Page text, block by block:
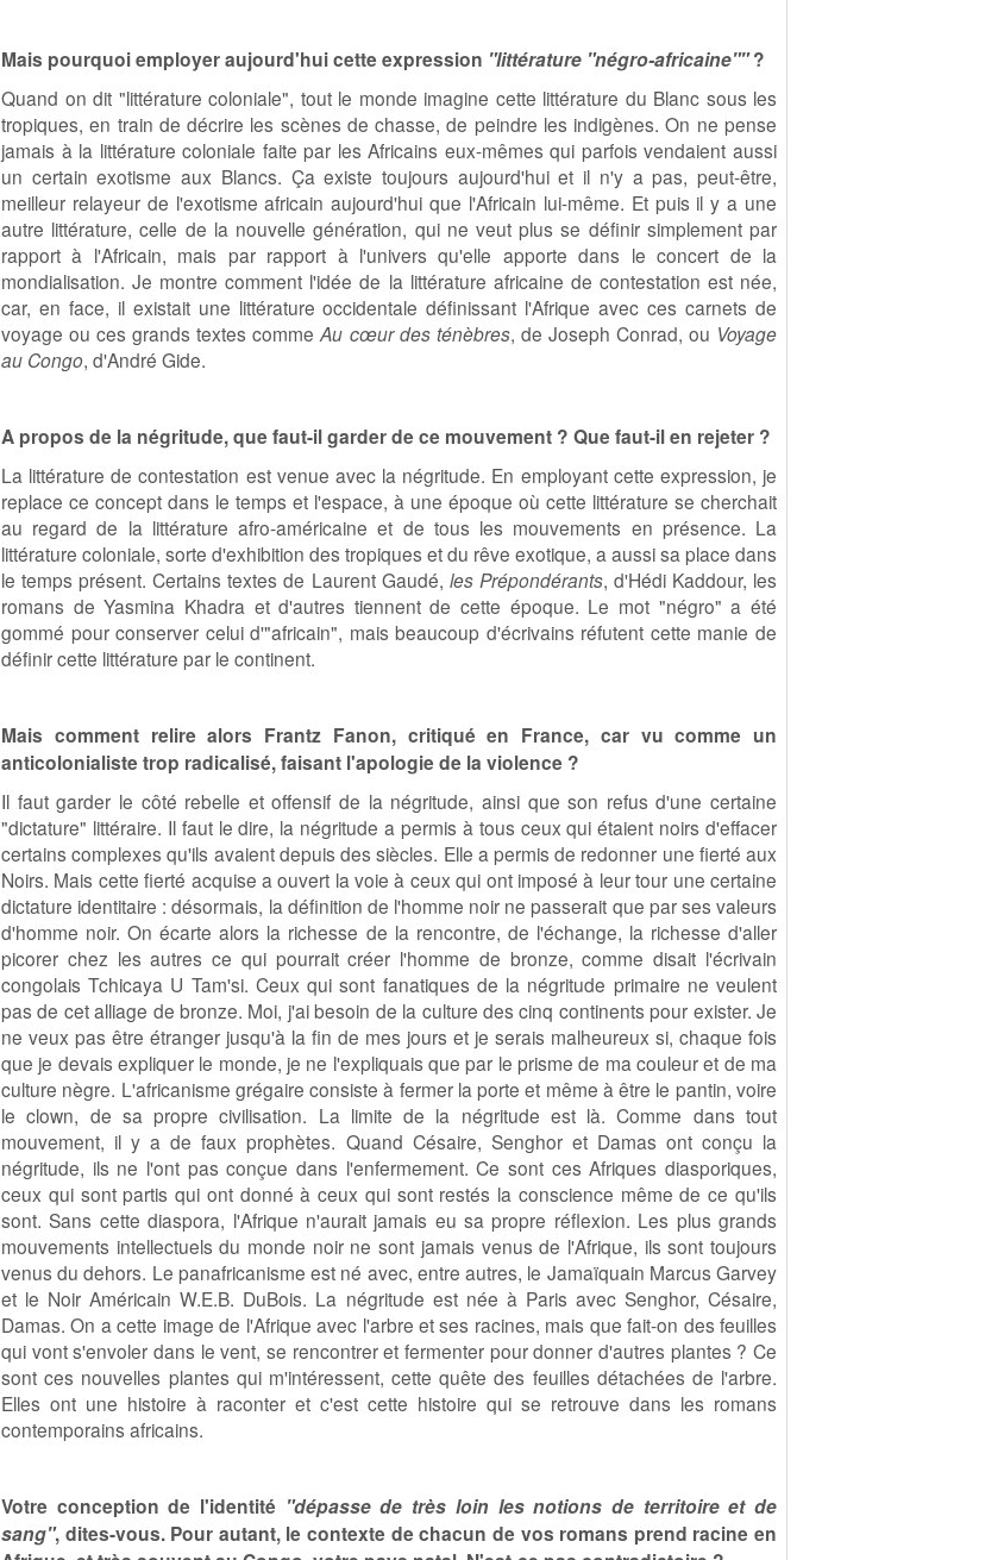
Mais pourquoi employer aujourd'hui cette expression "littérature "négro-africaine""?
Quand on dit "littérature coloniale", tout le monde imagine cette littérature du Blanc sous les
tropiques, en train de décrire les scènes de chasse, de peindre les indigènes. On ne pense
jamais à la littérature coloniale faite par les Africains eux-mêmes qui parfois vendaient aussi
un certain exotisme aux Blancs. Ça existe toujours aujourd'hui et il n'y a pas, peut-être,
meilleur relayeur de l'exotisme africain aujourd'hui que l'Africain lui-même. Et puis il y a une
autre littérature, celle de la nouvelle génération, qui ne veut plus se définir simplement par
rapport à l'Africain, mais par rapport à l'univers qu'elle apporte dans le concert de la
mondialisation. Je montre comment l'idée de la littérature africaine de contestation est née,
car, en face, il existait une littérature occidentale définissant l'Afrique avec ces carnets de
voyage ou ces grands textes commeAu cœur des ténèbres, de Joseph Conrad, ou Voyage
au Congo, d'André Gide.
A propos de la négritude, que faut-il garder de ce mouvement ? Que faut-il en rejeter ?
La littérature de contestation est venue avec la négritude. En employant cette expression, je
replace ce concept dans le temps et l'espace, à une époque où cette littérature se cherchait
au regard de la littérature afro-américaine et de tous les mouvements en présence. La
littérature coloniale, sorte d'exhibition des tropiques et du rêve exotique, a aussi sa place dans
le temps présent. Certains textes de Laurent Gaudé, les Prépondérants, d'Hédi Kaddour, les
romans de Yasmina Khadra et d'autres tiennent de cette époque. Le mot "négro" a été
gommé pour conserver celui d'"africain", mais beaucoup d'écrivains réfutent cette manie de
définir cette littérature par le continent.
Mais comment relire alors Frantz Fanon, critiqué en France, car vu comme un
anticolonialiste trop radicalisé, faisant l'apologie de la violence ?
Il faut garder le côté rebelle et offensif de la négritude, ainsi que son refus d'une certaine
"dictature" littéraire. Il faut le dire, la négritude a permis à tous ceux qui étaient noirs d'effacer
certains complexes qu'ils avaient depuis des siècles. Elle a permis de redonner une fierté aux
Noirs. Mais cette fierté acquise a ouvert la voie à ceux qui ont imposé à leur tour une certaine
dictature identitaire : désormais, la définition de l'homme noir ne passerait que par ses valeurs
d'homme noir. On écarte alors la richesse de la rencontre, de l'échange, la richesse d'aller
picorer chez les autres ce qui pourrait créer l'homme de bronze, comme disait l'écrivain
congolais Tchicaya U Tam'si. Ceux qui sont fanatiques de la négritude primaire ne veulent
pas de cet alliage de bronze. Moi, j'ai besoin de la culture des cinq continents pour exister. Je
ne veux pas être étranger jusqu'à la fin de mes jours et je serais malheureux si, chaque fois
que je devais expliquer le monde, je ne l'expliquais que par le prisme de ma couleur et de ma
culture nègre. L'africanisme grégaire consiste à fermer la porte et même à être le pantin, voire
le clown, de sa propre civilisation. La limite de la négritude est là. Comme dans tout
mouvement, il y a de faux prophètes. Quand Césaire, Senghor et Damas ont conçu la
négritude, ils ne l'ont pas conçue dans l'enfermement. Ce sont ces Afriques diasporiques,
ceux qui sont partis qui ont donné à ceux qui sont restés la conscience même de ce qu'ils
sont. Sans cette diaspora, l'Afrique n'aurait jamais eu sa propre réflexion. Les plus grands
mouvements intellectuels du monde noir ne sont jamais venus de l'Afrique, ils sont toujours
venus du dehors. Le panafricanisme est né avec, entre autres, le Jamaïquain Marcus Garvey
et le Noir Américain W.E.B. DuBois. La négritude est née à Paris avec Senghor, Césaire,
Damas. On a cette image de l'Afrique avec l'arbre et ses racines, mais que fait-on des feuilles
qui vont s'envoler dans le vent, se rencontrer et fermenter pour donner d'autres plantes ? Ce
sont ces nouvelles plantes qui m'intéressent, cette quête des feuilles détachées de l'arbre.
Elles ont une histoire à raconter et c'est cette histoire qui se retrouve dans les romans
contemporains africains.
Votre conception de l'identité "dépasse de très loin les notions de territoire et de
sang", dites-vous. Pour autant, le contexte de chacun de vos romans prend racine en